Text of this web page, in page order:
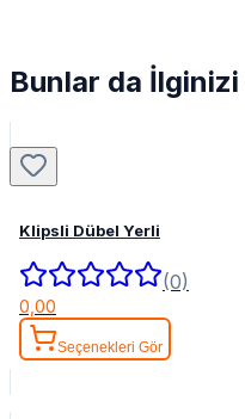
Bunlar da
Klipsli Dübel Yerli
(0)
0,00
Seçenekleri Gör